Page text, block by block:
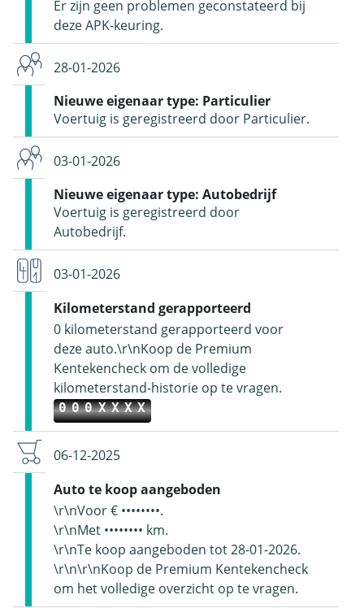
Er zijn geen problemen geconstateerd bij
deze APK-keuring.
28-01-2026
Nieuwe eigenaar type: Particulier
Voertuig is geregistreerd door Particulier.
03-01-2026
Nieuwe eigenaar type: Autobedrijf
Voertuig is geregistreerd door
Autobedrijf.
03-01-2026
Kilometerstand gerapporteerd
0 kilometerstand gerapporteerd voor
deze auto.\r\nKoop de Premium
Kentekencheck om de volledige
kilometerstand-historie op te vragen.
000XXXX
06-12-2025
Auto te koop aangeboden
\r\nVoor € ••••••••.
\r\nMet •••••••• km.
\r\nTe koop aangeboden tot 28-01-2026.
\r\n\r\nKoop de Premium Kentekencheck
om het volledige overzicht op te vragen.